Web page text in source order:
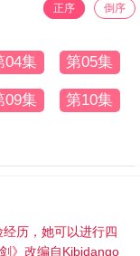
正序 倒序
04集 第05集
09集 第10集
历，她可以进行四
》改编自Kibidango